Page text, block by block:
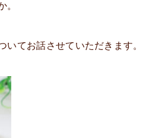
。
いてお話させていただきます。